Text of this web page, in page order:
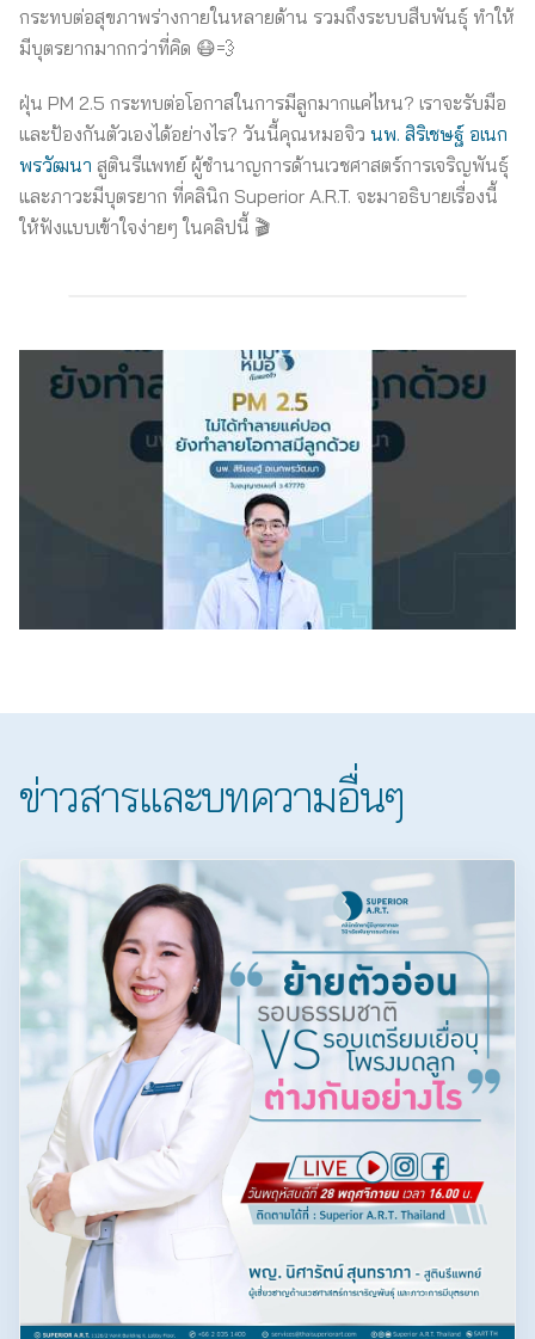
กระทบต่อสุขภาพร่างกายในหลายด้าน รวมถึงระบบสืบพันธุ์ ทำให้
มีบุตรยากมากกว่าที่คิด 😷💨
ฝุ่น PM 2.5 กระทบต่อโอกาสในการมีลูกมากแค่ไหน? เราจะรับมือ
และป้องกันตัวเองได้อย่างไร? วันนี้คุณหมอจิว นพ. สิริเชษฐ์ อเนก
พรวัฒนา สูตินรีแพทย์ ผู้ชำนาญการด้านเวชศาสตร์การเจริญพันธุ์
และภาวะมีบุตรยาก ที่คลินิก Superior A.R.T. จะมาอธิบายเรื่องนี้
ให้ฟังแบบเข้าใจง่ายๆ ในคลิปนี้ 🎬
ข่าวสารและบทความอื่นๆ